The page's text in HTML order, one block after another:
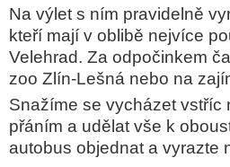
Na výlet s ním pravidelně
kteří mají v oblibě nejvíce
Velehrad. Za odpočinkem
zoo Zlín-Lešná nebo na
Snažíme se vycházet vstříc
přáním a udělat vše k
autobus objednat a vyrazte